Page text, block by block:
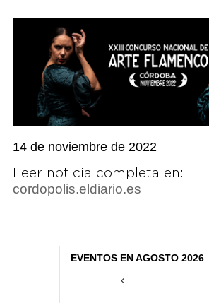
14 de noviembre de 2022
Leer noticia completa en:
cordopolis.eldiario.es
EVENTOS EN AGOSTO 2026